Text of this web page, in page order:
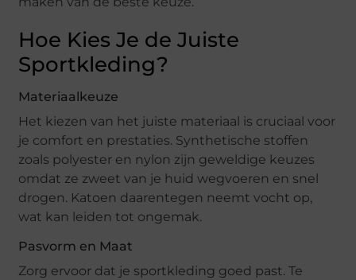
Hoe Kies Je de Juiste
Sportkleding?
Materiaalkeuze
Het kiezen van het juiste materiaal is cruciaal voor
je comfort en prestaties. Synthetische stoffen
zoals polyester en nylon zijn geweldige keuzes
omdat ze zweet van je huid wegvoeren en snel
drogen. Katoen daarentegen neemt vocht op,
wat kan leiden tot ongemak.
Pasvorm en Maat
Zorg ervoor dat je sportkleding goed past. Te